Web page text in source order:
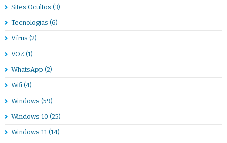
Sites Ocultos (3)
Tecnologias (6)
Vírus (2)
VOZ (1)
WhatsApp (2)
Wifi (4)
Windows (59)
Windows 10 (25)
Windows 11 (14)